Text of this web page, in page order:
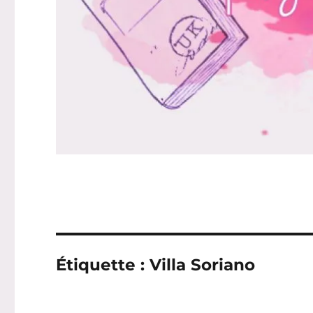
Étiquette :Villa Soriano